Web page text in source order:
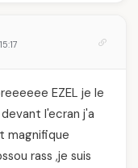
EZEL je le
l'ecran j'a
magnifique
rass ,je suis